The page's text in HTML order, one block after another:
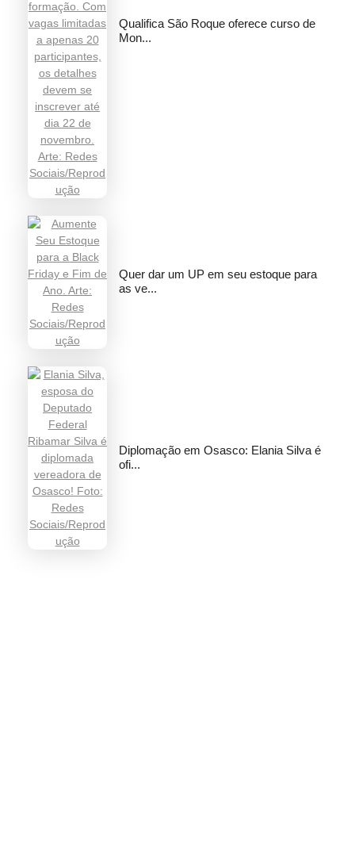
Qualifica São Roque oferece curso de
Mon...
Quer dar um UP em seu estoque para
as ve...
Diplomação em Osasco: Elania Silva é
ofi...